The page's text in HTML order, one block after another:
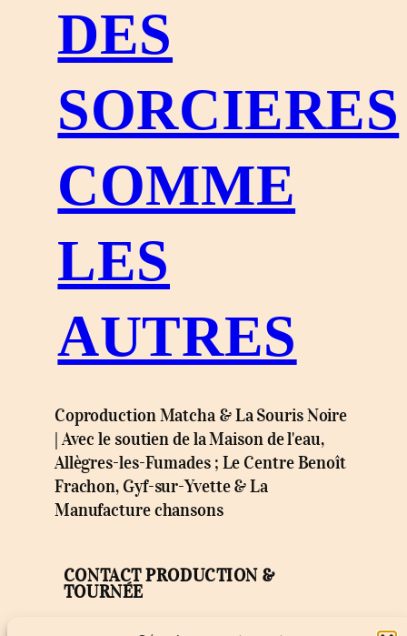
DES
SORCIERES
COMME
LES
AUTRES
Coproduction Matcha & La Souris Noire
| Avec le soutien de la Maison de l'eau,
Allègres-les-Fumades ; Le Centre Benoît
Frachon, Gyf-sur-Yvette & La
Manufacture chansons
CONTACT PRODUCTION &
TOURNÉE
Label MATCHA